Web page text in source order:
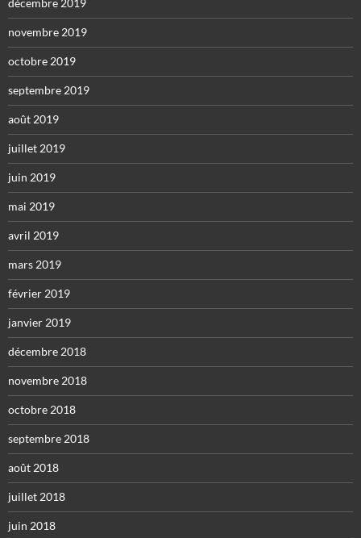
novembre 2019
octobre 2019
septembre 2019
août 2019
juillet 2019
juin 2019
mai 2019
avril 2019
mars 2019
février 2019
janvier 2019
décembre 2018
novembre 2018
octobre 2018
septembre 2018
août 2018
juillet 2018
juin 2018